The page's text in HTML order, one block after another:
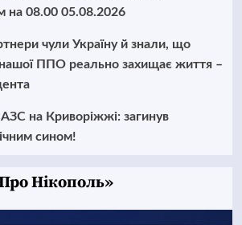
на 08.00 05.08.2026
чули Україну й знали, що
ППО реально захищає життя –
на Криворіжжі: загинув
сином!
Нікополь»